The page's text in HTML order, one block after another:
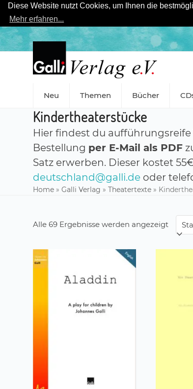
Diese Website nutzt Cookies, um Ihnen die
Mehr erfahren...
Skip
content
Neu Themen Bücher
Kindertheaterstücke
Hier findest du
Bestellung per E-Mail als PDF
Satz erwerben. Dieser kostet
deutschland@galli.de oder
Home »Galli Verlag »Theatertexte »
Alle 69 Ergebnisse werden angezeigt